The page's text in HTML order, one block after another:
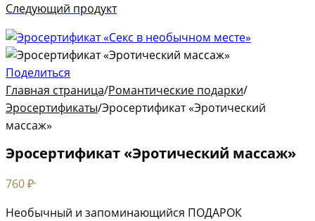
Следующий продукт
Поделиться
Главная страница/Романтические подарки/
Эросертификаты/Эросертификат «Эротический
массаж»
Эросертификат «Эротический массаж»
760₽,
Необычный и запоминающийся ПОДАРОК